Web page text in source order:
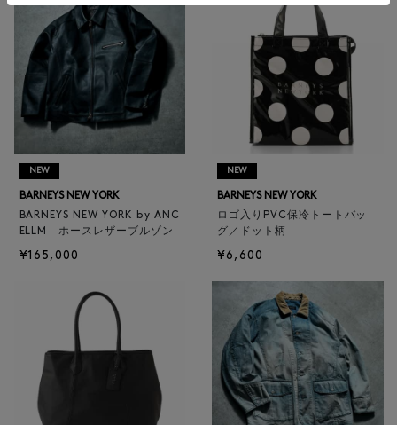
NEW
BARNEYS NEW YORK
BARNEYS NEW YORK by ANC
ELLM ホースレザーブルゾン
¥165,000
NEW
BARNEYS NEW YORK
ロゴ入りPVC保冷トートバッ
グ／ドット柄
¥6,600